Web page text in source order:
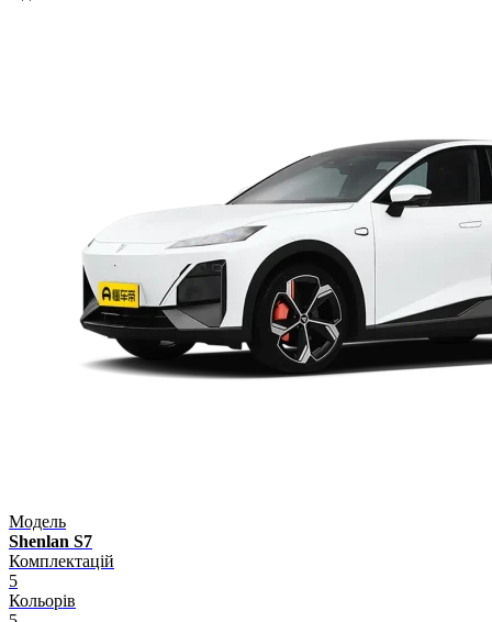
Модель
Shenlan S7
Комплектацій
5
Кольорів